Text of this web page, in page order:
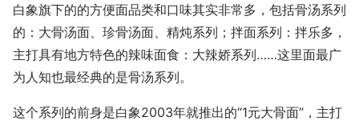
白象旗下的的方便面品类和口味其实非常多，包括骨汤系列
的：大骨汤面、珍骨汤面、精炖系列；拌面系列：拌乐多，
主打具有地方特色的辣味面食：大辣娇系列……这里面最广
为人知也最经典的是骨汤系列。
这个系列的前身是白象2003年就推出的“1元大骨面”，主打